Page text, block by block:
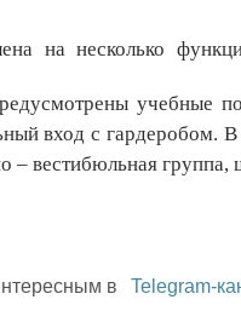
на несколько
учебные
вход с гардеробом.
– вестибюльная
в Telegram-